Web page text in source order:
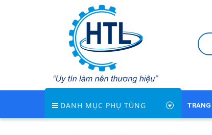
DANH MỤC PHỤ TÙNG TRANG